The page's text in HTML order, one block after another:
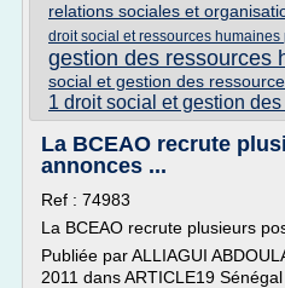
relations sociales et
droit social et ressources humaines
gestion des ressources
social et gestion des
1 droit social et gestion
La BCEAO recrute
annonces ...
Ref : 74983
La BCEAO recrute plusieurs
Publiée par ALLIAGUI
2011 dans ARTICLE19